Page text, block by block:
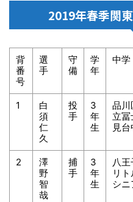
2019年春季関
背
番
号
選
手
守
備
学
年
中学
1
白
須
仁
久
投
手
3
年
生
品川
立冨
見台
2
澤
野
智
哉
捕
手
3
年
生
八王
リ
シニ